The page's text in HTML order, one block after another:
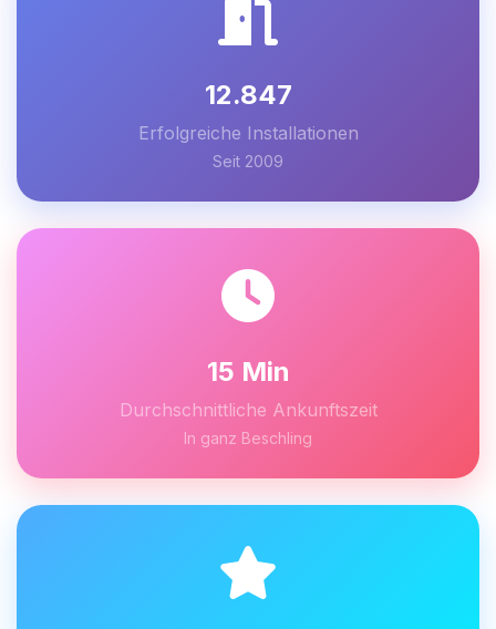
12.847
Erfolgreiche Installationen
Seit 2009
15 Min
Durchschnittliche Ankunftszeit
In ganz Beschling